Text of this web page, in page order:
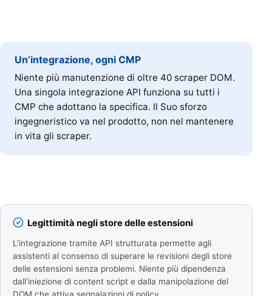
Un’integrazione, ogni CMP
Niente più manutenzione di oltre 40 scraper DOM.
Una singola integrazione API funziona su tutti i
CMP che adottano la specifica. Il Suo sforzo
ingegneristico va nel prodotto, non nel mantenere
in vita gli scraper.
Legittimità negli store delle estensioni
L’integrazione tramite API strutturata permette agli
assistenti al consenso di superare le revisioni degli store
delle estensioni senza problemi. Niente più dipendenza
dall’iniezione di content script e dalla manipolazione del
DOM che attiva segnalazioni di policy.